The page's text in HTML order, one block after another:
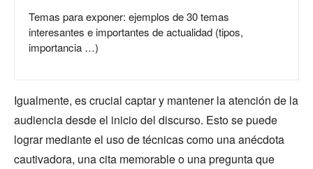
Temas para exponer: ejemplos de 30 temas
interesantes e importantes de actualidad (tipos,
importancia …)
Igualmente, es crucial captar y mantener la atención de la
audiencia desde el inicio del discurso. Esto se puede
lograr mediante el uso de técnicas como una anécdota
cautivadora, una cita memorable o una pregunta que